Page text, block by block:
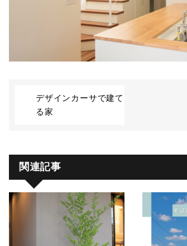
デザインカーサで建て
る家
関連記事